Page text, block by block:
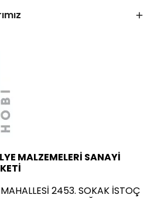
MALZEMELERİ SANAYİ
2453. SOKAK İSTOÇ